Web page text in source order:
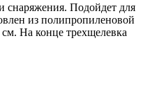
снаряжения. Подойдет для
из полипропиленовой
На конце трехщелевка